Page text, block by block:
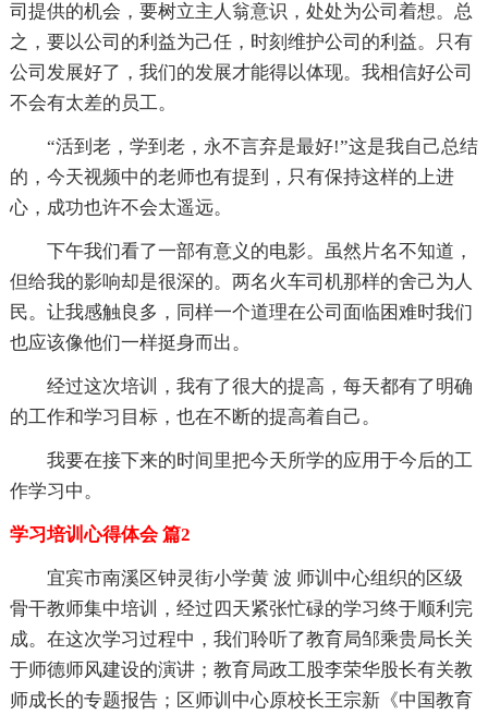
司提供的机会，要树立主人翁意识，处处为公司着想。总
之，要以公司的利益为己任，时刻维护公司的利益。只有
公司发展好了，我们的发展才能得以体现。我相信好公司
不会有太差的员工。
“活到老，学到老，永不言弃是最好!”这是我自己总结
的，今天视频中的老师也有提到，只有保持这样的上进
心，成功也许不会太遥远。
下午我们看了一部有意义的电影。虽然片名不知道，
但给我的影响却是很深的。两名火车司机那样的舍己为人
民。让我感触良多，同样一个道理在公司面临困难时我们
也应该像他们一样挺身而出。
经过这次培训，我有了很大的提高，每天都有了明确
的工作和学习目标，也在不断的提高着自己。
我要在接下来的时间里把今天所学的应用于今后的工
作学习中。
学习培训心得体会 篇2
宜宾市南溪区钟灵街小学黄 波 师训中心组织的区级
骨干教师集中培训，经过四天紧张忙碌的学习终于顺利完
成。在这次学习过程中，我们聆听了教育局邹乘贵局长关
于师德师风建设的演讲；教育局政工股李荣华股长有关教
师成长的专题报告；区师训中心原校长王宗新《中国教育